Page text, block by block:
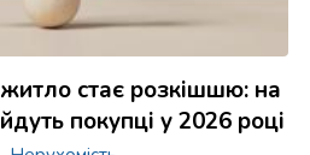
стає розкішшю: на
покупці у 2026 році